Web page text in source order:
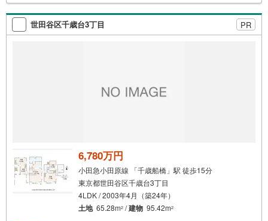
検
索
条
世田谷区千歳台3丁目 PR
6,780万円
小田急小田原線 「千歳船橋」駅 徒歩15分
東京都世田谷区千歳台3丁目
4LDK / 2003年4月（築24年）
土地 65.28m2 /建物 95.42m2